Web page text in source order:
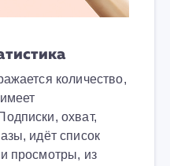
количество,
охват,
идёт список
просмотры, из